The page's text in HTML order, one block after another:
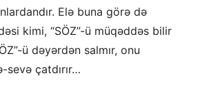
Elə buna görə də
kimi, “SÖZ”-ü müqəddəs bilir
ü dəyərdən salmır, onu
sevə çatdırır…